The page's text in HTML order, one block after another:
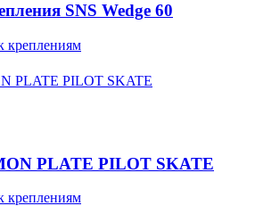
SNS Wedge 60
креплениям
PLATE PILOT SKATE
креплениям